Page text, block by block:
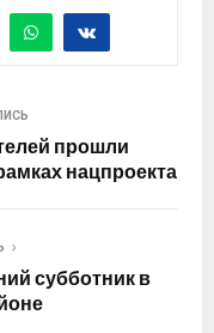
прошли
нацпроекта
субботник в